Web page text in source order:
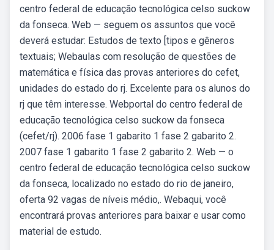
centro federal de educação tecnológica celso suckow
da fonseca. Web — seguem os assuntos que você
deverá estudar: Estudos de texto [tipos e gêneros
textuais; Webaulas com resolução de questões de
matemática e física das provas anteriores do cefet,
unidades do estado do rj. Excelente para os alunos do
rj que têm interesse. Webportal do centro federal de
educação tecnológica celso suckow da fonseca
(cefet/rj). 2006 fase 1 gabarito 1 fase 2 gabarito 2.
2007 fase 1 gabarito 1 fase 2 gabarito 2. Web — o
centro federal de educação tecnológica celso suckow
da fonseca, localizado no estado do rio de janeiro,
oferta 92 vagas de níveis médio,. Webaqui, você
encontrará provas anteriores para baixar e usar como
material de estudo.